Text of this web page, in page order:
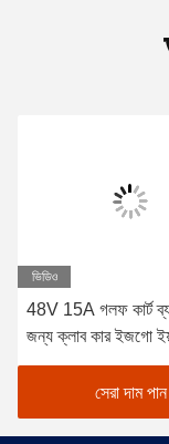
ভিডিও
48V 15A গলফ কার্ট
জন্য ক্লাব কার ইজগো
ইউএস ব্যাটারি ট্রোজান
ভোল্ট ব্যাটারি চার্জারসেরা দাম পান